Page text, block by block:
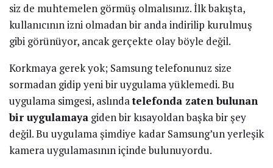
siz de muhtemelen görmüş olmalısınız. İlk bakışta,
kullanıcının izni olmadan bir anda indirilip kurulmuş
gibi görünüyor, ancak gerçekte olay böyle değil.
Korkmaya gerek yok; Samsung telefonunuz size
sormadan gidip yeni bir uygulama yüklemedi. Bu
uygulama simgesi, aslındatelefonda zaten bulunan
bir uygulamaya giden bir kısayoldan başka bir şey
değil. Bu uygulama şimdiye kadar Samsung’un yerleşik
kamera uygulamasının içinde bulunuyordu.